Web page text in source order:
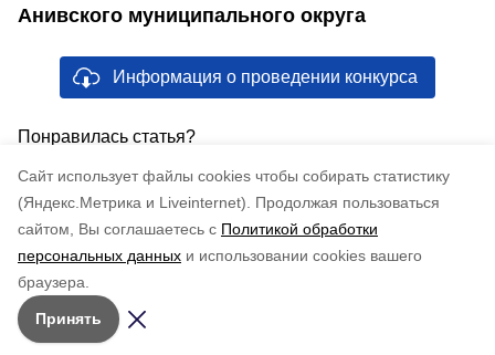
Cайт использует файлы cookies чтобы собирать статистику
(Яндекс.Метрика и Liveinternet).
Продолжая пользоваться
сайтом, Вы соглашаетесь с Политикой обработки
персональных данных и использовании cookies вашего
браузера.
Принять
Анивского муниципального округа
Информация о проведении конкурса
Понравилась статья?
4 2 1